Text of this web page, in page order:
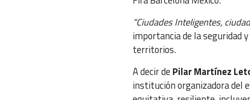
“Ciudades Inteligentes,
importancia de la seguridad
territorios.
A decir dePilar Martínez
institución organizadora del